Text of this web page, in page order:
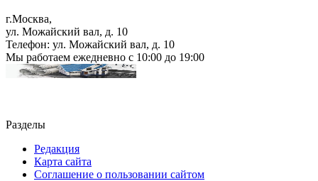
г.Москва,
ул. Можайский вал, д. 10
Телефон: ул. Можайский вал, д. 10
Мы работаем ежедневно с 10:00 до 19:00
Разделы
Редакция
Карта сайта
Соглашение о пользовании сайтом